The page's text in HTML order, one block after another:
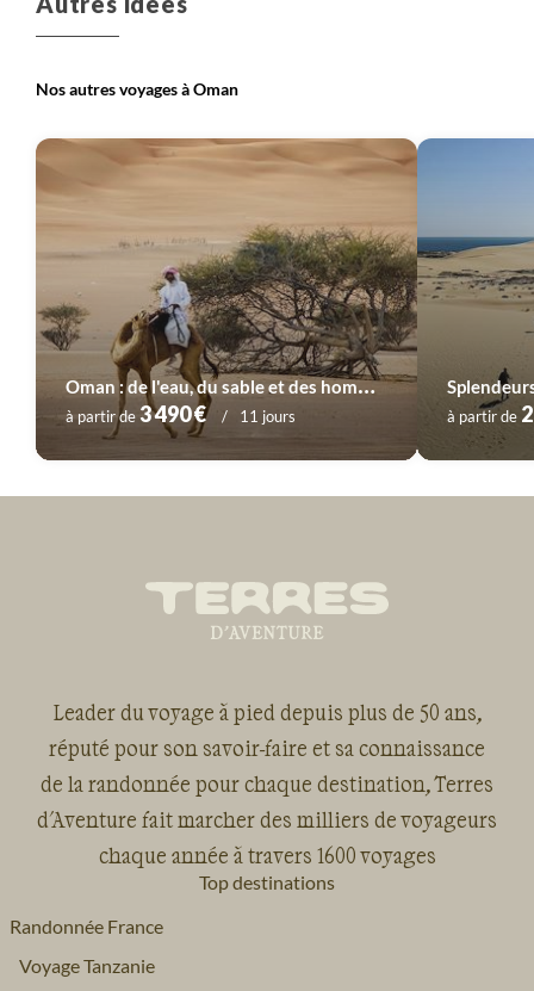
Nos autres voyages à Oman
O
man : de l'eau, du sable et des hommes
à partir de 3 490 € 11 jours à partir de
Leader du voyage à pied depuis plus de 50 ans,
réputé pour son savoir-faire et sa connaissance
de la randonnée pour chaque destination, Terres
d'Aventure fait marcher des milliers de voyageurs
chaque année à travers 1600 voyages
Top destinations
Randonnée France
Voyage Tanzanie